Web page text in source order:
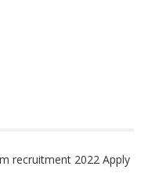
recruitment 2022 Apply